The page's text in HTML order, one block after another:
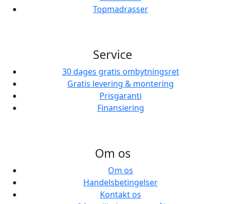
Topmadrasser
Service
30 dages gratis ombytningsret
Gratis levering & montering
Prisgaranti
Finansiering
Om os
Om os
Handelsbetingelser
Kontakt os